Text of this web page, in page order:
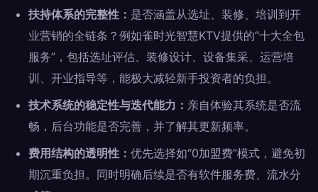
扶持体系的完整性： 是否涵盖从选址、装修、培训到开
业营销的全链条？例如雀时光智慧KTV提供的“十大全包
服务”，包括选址评估、装修设计、设备集采、运营培
训、开业指导等，能极大减轻新手投资者的负担。
技术系统的稳定性与迭代能力： 亲自体验其系统是否流
畅，后台功能是否完善，并了解其更新频率。
费用结构的透明性： 优先选择如“0加盟费”模式，避免初
期沉重负担。同时明确后续是否有软件服务费、流水分